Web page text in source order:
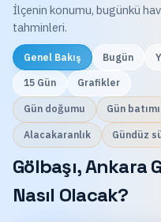
İlçenin konumu, bugünkü
tahminleri.
Genel Bakış Bugün
15 Gün Grafikler
Gün doğumu Gün batımı
Alacakaranlık Gündüz
Gölbaşı, Ankara
Nasıl Olacak?